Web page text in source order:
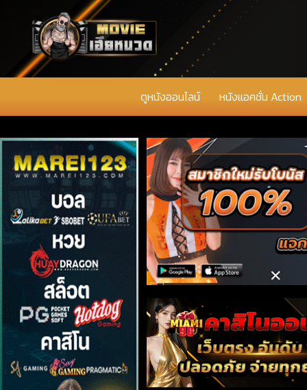
ดูหนังออนไลน์ หนังแอคชั่น Action